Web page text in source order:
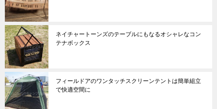
ネイチャートーンズのテーブルにもなるオシャレなコン
テナボックス
フィールドアのワンタッチスクリーンテントは簡単組立
で快適空間に